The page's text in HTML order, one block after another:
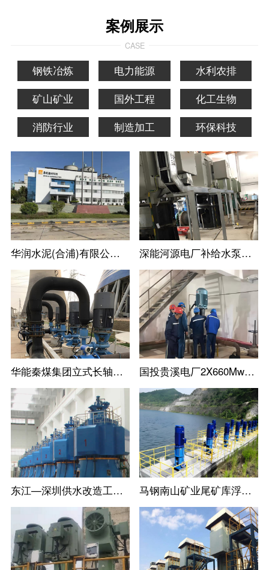
案例展示
CASE
钢铁冶炼 电力能源
水利农排
矿山矿业
国外工程
化工生物
消防行业
制造加工 环保科技
华润水泥(合浦)有限公司尾库浮动式取水泵站立式长轴泵 深能河源电厂补给水泵立式长轴泵机组
华能秦煤集团立式长轴泵工业循环水泵机组 国投贵溪电厂2X660Mw火电机组立式长轴泵
东江—深圳供水改造工程LC系列立式长轴循环水泵 马钢南山矿业尾矿库浮船取水泵站11台立式长轴泵一次调试成功运行过168